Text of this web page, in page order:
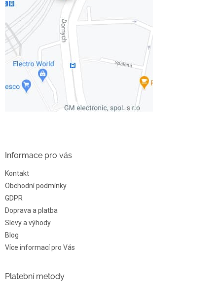
Informace pro vás
Kontakt
Obchodní podmínky
GDPR
Doprava a platba
Slevy a výhody
Blog
Více informací pro Vás
Platební metody